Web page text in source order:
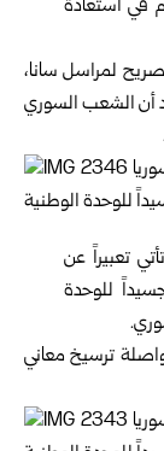
في استعادة
لمراسل سانا،
أن الشعب السوري
تعبيراً عن
للوحدة
ترسيخ معاني